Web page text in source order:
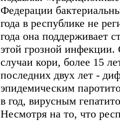
Федерации
года в республике не
года она поддерживает
этой грозной инфекции.
случаи кори, более 15
последних двух лет -
эпидемическим
в год, вирусным
Несмотря на то, что